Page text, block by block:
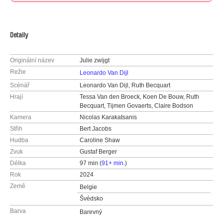
Detaily
Originální název
Julie zwijgt
Režie
Leonardo Van Dijl
Scénář
Leonardo Van Dijl, Ruth Becquart
Hrají
Tessa Van den Broeck, Koen De Bouw, Ruth
Becquart, Tijmen Govaerts, Claire Bodson
Kamera
Nicolas Karakatsanis
Střih
Bert Jacobs
Hudba
Caroline Shaw
Zvuk
Gustaf Berger
Délka
97 min (91+ min.)
Rok
2024
Země
Belgie
Švédsko
Barva
Barevný